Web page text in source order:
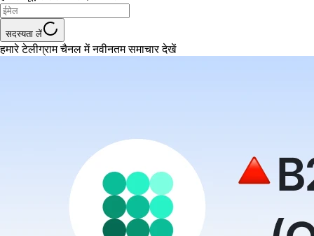
सदस्यता लें
हमारे टेलीग्राम चैनल में नवीनतम समाचार देखें